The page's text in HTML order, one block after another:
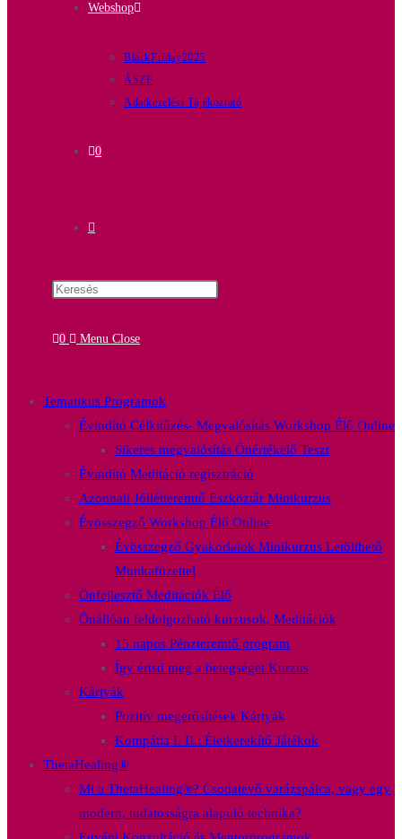
Webshop
BlackFriday2025
ÁSZF
Adatkezelési Tájékoztató
0
0 Menu Close
Tematikus Programok
Évindító Célkitűzés- Megvalósítás Workshop Élő Online
Sikeres megvalósítás Önértékelő Teszt
Évindító Meditáció regisztráció
Azonnali Jóllétteremtő Eszköztár Minikurzus
Évösszegző Workshop Élő Online
Évösszegző Gyakorlatok Minikurzus Letölthető
Munkafüzettel
Önfejlesztő Meditációk Élő
Önállóan feldolgozható kurzusok, Meditációk
15 napos Pénzteremtő program
Így értsd meg a betegséget Kurzus
Kártyák
Pozitív megerősítések Kártyák
Kompátia I. II.: Életkerekítő Játékok
ThetaHealing®
Mi a ThetaHealing®? Csodatevő varázspálca, vagy egy
modern, tudatosságra alapuló technika?